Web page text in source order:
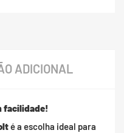
ADICIONAL
facilidade!
é a escolha ideal para